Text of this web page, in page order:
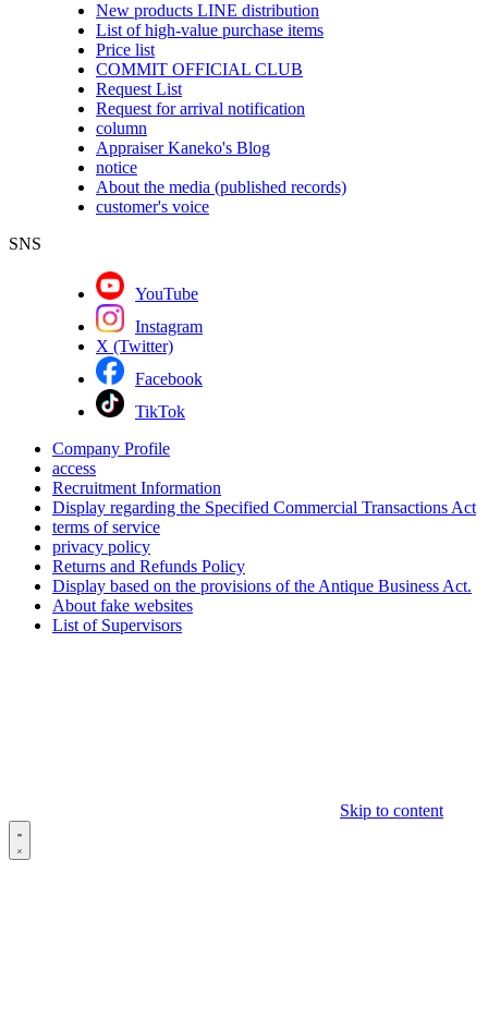
New products LINE distribution
List of high-value purchase items
Price list
COMMIT OFFICIAL CLUB
Request List
Request for arrival notification
column
Appraiser Kaneko's Blog
notice
About the media (published records)
customer's voice
SNS
YouTube
Instagram
X (Twitter)
Facebook
TikTok
Company Profile
access
Recruitment Information
Display regarding the Specified Commercial Transactions Act
terms of service
privacy policy
Returns and Refunds Policy
Display based on the provisions of the Antique Business Act.
About fake websites
List of Supervisors
Skip to content